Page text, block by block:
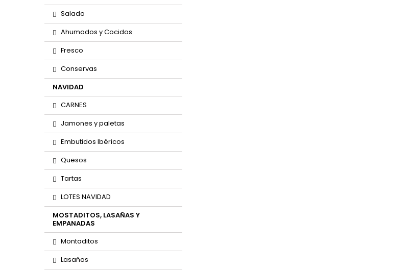
Salado
Ahumados y Cocidos
Fresco
Conservas
NAVIDAD
CARNES
Jamones y paletas
Embutidos Ibéricos
Quesos
Tartas
LOTES NAVIDAD
MOSTADITOS, LASAÑAS Y
EMPANADAS
Montaditos
Lasañas